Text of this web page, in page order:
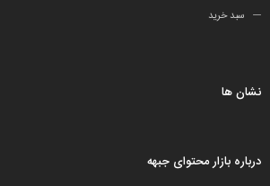
سبد خرید
نشان ها
درباره بازار محتوای جبهه